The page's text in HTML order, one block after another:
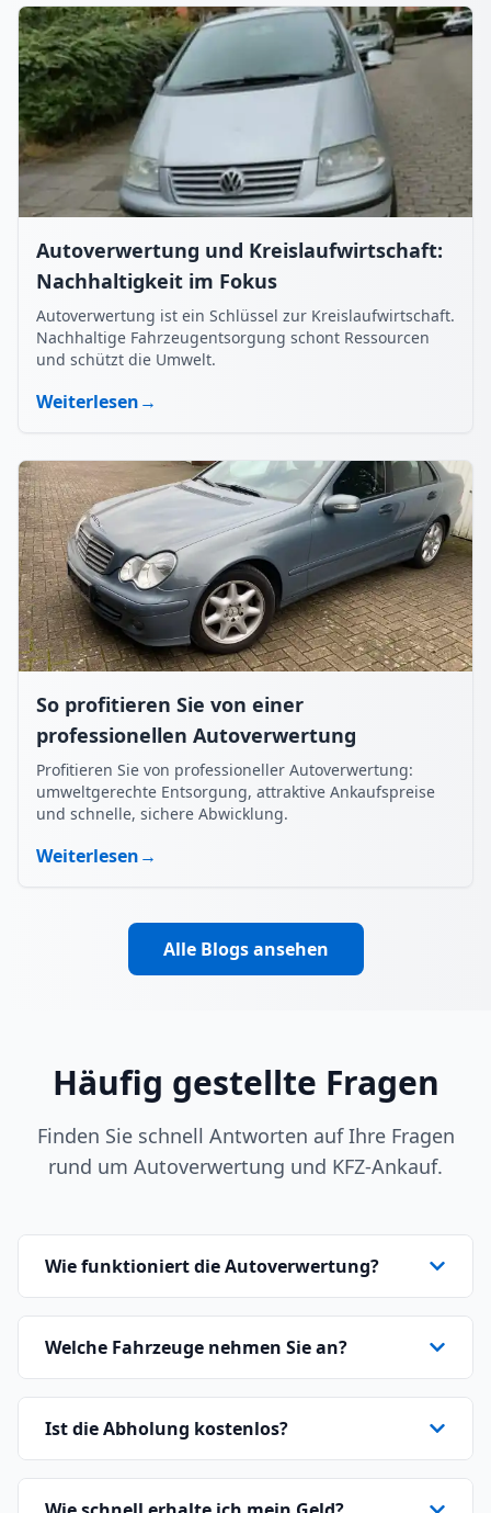
Autoverwertung und Kreislaufwirtschaft:
Nachhaltigkeit im Fokus
Autoverwertung ist ein Schlüssel zur Kreislaufwirtschaft.
Nachhaltige Fahrzeugentsorgung schont Ressourcen
und schützt die Umwelt.
Weiterlesen→
So profitieren Sie von einer
professionellen Autoverwertung
Profitieren Sie von professioneller Autoverwertung:
umweltgerechte Entsorgung, attraktive Ankaufspreise
und schnelle, sichere Abwicklung.
Weiterlesen→
Alle Blogs ansehen
Häufig gestellte Fragen
Finden Sie schnell Antworten auf Ihre Fragen
rund um Autoverwertung und KFZ-Ankauf.
Wie funktioniert die Autoverwertung?
Welche Fahrzeuge nehmen Sie an?
Ist die Abholung kostenlos?